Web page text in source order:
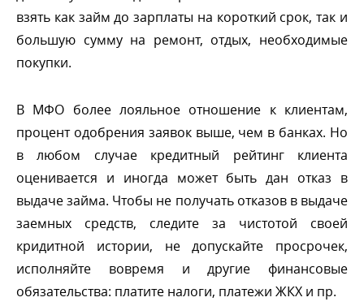
зять как займ до зарплаты на короткий срок, так и
ольшую сумму на ремонт, отдых, необходимые
покупки.
МФО более лояльное отношение к клиентам,
процент одобрения заявок выше, чем в банках. Но
любом случае кредитный рейтинг клиента
оценивается и иногда может быть дан отказ
ыдаче займа. Чтобы не получать отказов в выдаче
заемных средств, следите за чистотой своей
кридитной истории, не допускайте просрочек,
исполняйте вовремя и другие финансовые
обязательства: платите налоги, платежи ЖКХ и пр.